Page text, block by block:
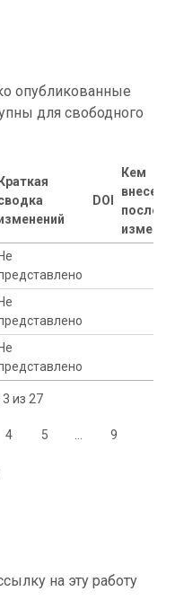
опубликованные
для свободного
Краткая
DOI
Кем
внесены
Не
Не
Не
из 27
4 5 9
на эту работу